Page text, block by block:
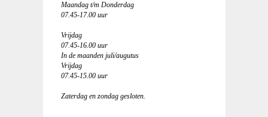
Maandag t/m Donderdag
07.45-17.00 uur
Vrijdag
07.45-16.00 uur
In de maanden juli/augutus
Vrijdag
07.45-15.00 uur
Zaterdag en zondag gesloten.